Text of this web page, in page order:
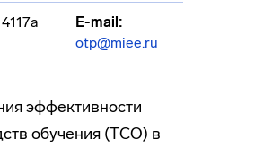
4117а
E-mail:
otp@miee.ru
эффективности
обучения (ТСО) в